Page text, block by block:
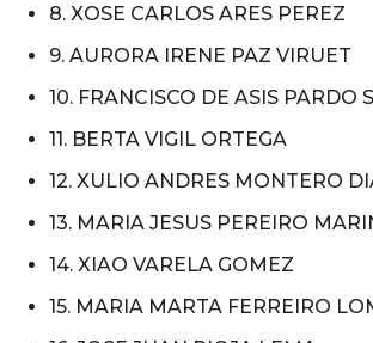
8. XOSE CARLOS ARES PEREZ
9. AURORA IRENE PAZ VIRUET
10. FRANCISCO DE ASIS PARDO
11. BERTA VIGIL ORTEGA
12. XULIO ANDRES MONTERO
13. MARIA JESUS PEREIRO
14. XIAO VARELA GOMEZ
15. MARIA MARTA FERREIRO